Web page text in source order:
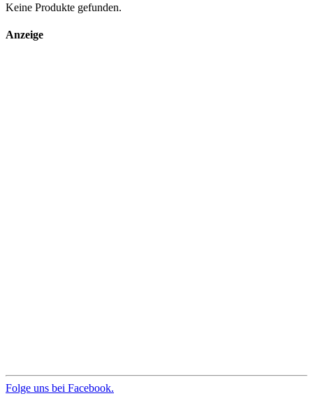
Keine Produkte gefunden.
Anzeige
Folge uns bei Facebook.